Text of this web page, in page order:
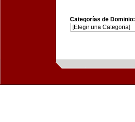
Categorías de Dominio: